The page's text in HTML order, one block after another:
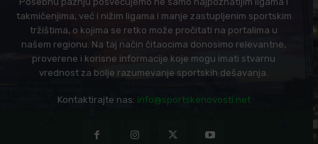
takmičenjima, već i nižim ligama i manje zastupljenim sportskim
tržištima, o kojima se retko može pročitati na portalima u
našem regionu. Na taj način čitaocima donosimo relevantne,
proverene i korisne informacije koje mogu imati stvarnu
vrednost za bolje razumevanje sportskih dešavanja.
Kontaktirajte nas: info@sportskenovosti.net